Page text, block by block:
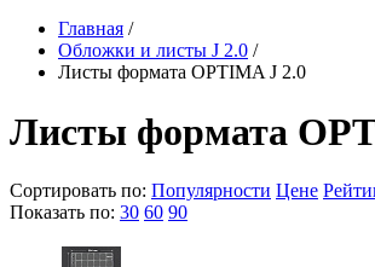
Главная /
Обложки и листы J 2.0 /
Листы формата OPTIMA J 2.0
Листы формата
Сортировать по: Популярности Цене
Показать по: 30 60 90